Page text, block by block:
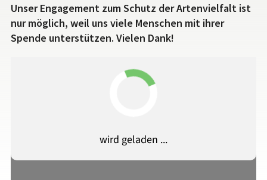
Unser Engagement zum Schutz der Artenvielfalt ist
nur möglich, weil uns viele Menschen mit ihrer
Spende unterstützen. Vielen Dank!